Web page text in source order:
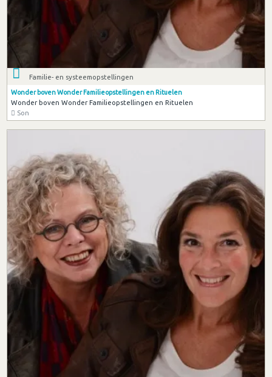
Familie- en systeemopstellingen
Wonder boven Wonder Familieopstellingen en Rituelen
Wonder boven Wonder Familieopstellingen en Rituelen
Son